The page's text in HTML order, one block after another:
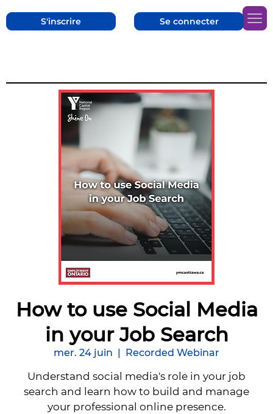
S'inscrire Se connecter
How to use Social Media
in your Job Search
mer. 24 juin Recorded Webinar
Understand social media's role in your job
search and learn how to build and manage
your professional online presence.